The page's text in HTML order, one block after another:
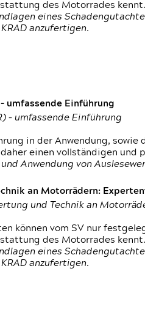
des Motorrades
eines
anzufertigen.
umfassende Einführung
– umfassende Einführung
in der Anwendung,
einen vollständigen und
Anwendung von
an Motorrädern:
und Technik an
können vom SV nur
des Motorrades
eines
anzufertigen.